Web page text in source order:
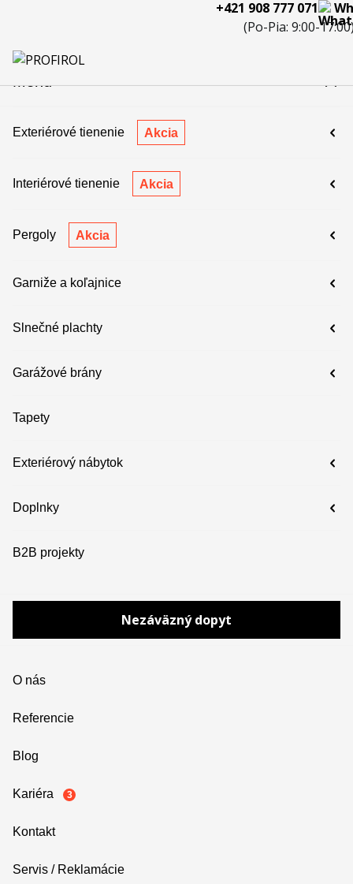
Kariéra Spolupráca
777 071
+421 908 777 071
(Po-Pia: 9:00-
Menu
Exteriérové tienenie Akcia
Interiérové tienenie Akcia
Pergoly Akcia
Garniže a koľajnice
Slnečné plachty
Garážové brány
Tapety
Exteriérový nábytok
Doplnky
B2B projekty
Nezáväzný dopyt
O nás
Referencie
Blog
Kariéra 3
Kontakt
Servis / Reklamácie